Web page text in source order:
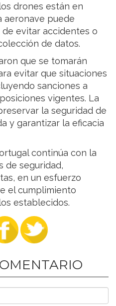
drones están en
aeronave puede
evitar accidentes o
de datos.
que se tomarán
evitar que situaciones
sanciones a
vigentes. La
la seguridad de
y garantizar la eficacia
continúa con la
de seguridad,
en un esfuerzo
el cumplimiento
establecidos.